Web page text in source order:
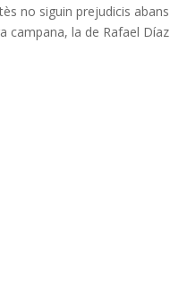
no siguin prejudicis abans
campana, la de Rafael Díaz.